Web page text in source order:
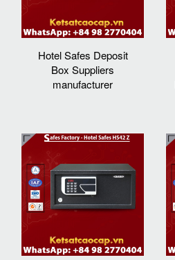
Hotel Safes Deposit
Box Suppliers
manufacturer